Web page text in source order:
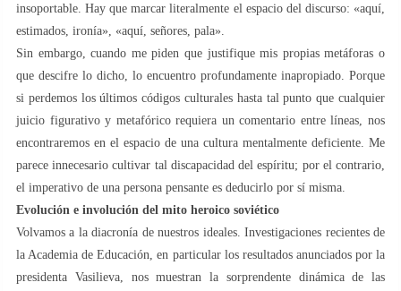
insoportable. Hay que marcar literalmente el espacio del discurso: «aquí,
estimados, ironía», «aquí, señores, pala».
Sin embargo, cuando me piden que justifique mis propias metáforas o
que descifre lo dicho, lo encuentro profundamente inapropiado. Porque
si perdemos los últimos códigos culturales hasta tal punto que cualquier
juicio figurativo y metafórico requiera un comentario entre líneas, nos
encontraremos en el espacio de una cultura mentalmente deficiente. Me
parece innecesario cultivar tal discapacidad del espíritu; por el contrario,
el imperativo de una persona pensante es deducirlo por sí misma.
Evolución e involución del mito heroico soviético
Volvamos a la diacronía de nuestros ideales. Investigaciones recientes de
la Academia de Educación, en particular los resultados anunciados por la
presidenta Vasilieva, nos muestran la sorprendente dinámica de las